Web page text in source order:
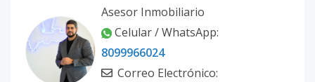
Asesor Inmobiliario
Celular / WhatsApp:
8099966024
Correo Electrónico: